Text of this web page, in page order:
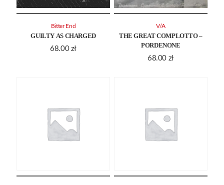
GUILTY AS CHARGED
68.00 zł
Bitter End
THE GREAT COMPLOTTO –
PORDENONE
68.00 zł
V/A